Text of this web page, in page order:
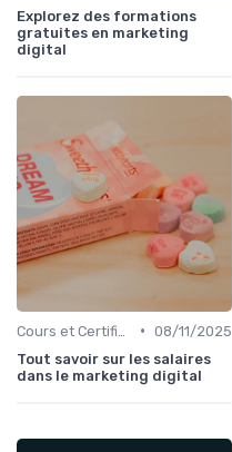
Explorez des formations
gratuites en marketing
digital
• 08/11/2025
Tout savoir sur les salaires
dans le marketing digital